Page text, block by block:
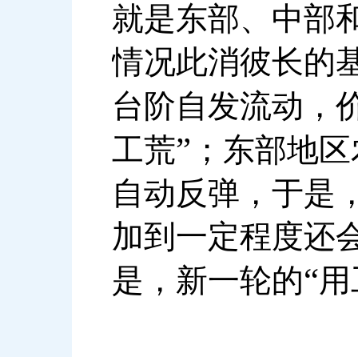
就是东部、中部
情况此消彼长的
台阶自发流动，
工荒” ；东部地
自动反弹，于是
加到一定程度还
是，新一轮的“